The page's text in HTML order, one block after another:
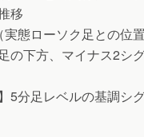
移
実態ローソク足との位
の下方、マイナス2シ
5分足レベルの基調シ